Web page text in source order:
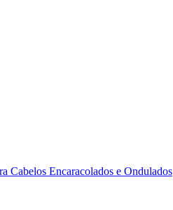
Cabelos Encaracolados e Ondulados